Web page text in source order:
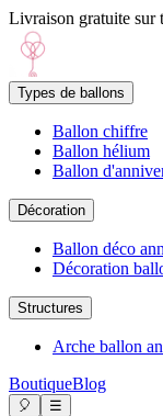
Livraison gratuite sur
Types de ballons
Ballon chiffre
Ballon hélium
Ballon
Décoration
Ballon déco
Décoration
Structures
Arche ballon
BoutiqueBlog
🎈 ☰